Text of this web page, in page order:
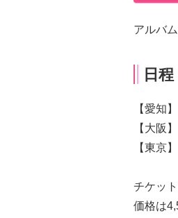
アルバ
日程
【愛知
【大阪
【東京
チケッ
価格は